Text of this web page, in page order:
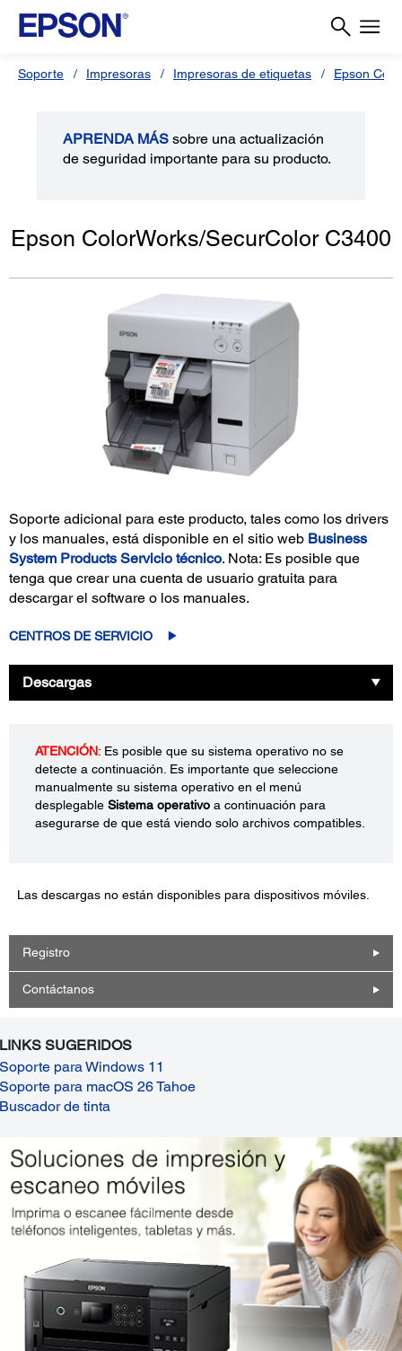
Soporte Impresoras Impresoras de etiquetas Epson
APRENDA MÁS sobre una actualización
de seguridad importante para su producto.
Epson ColorWorks/SecurColor C3400
Soporte adicional para este producto, tales como los drivers
y los manuales, está disponible en el sitio web Business
System Products Servicio técnico. Nota: Es posible que
tenga que crear una cuenta de usuario gratuita para
descargar el software o los manuales.
CENTROS DE SERVICIO
Descargas
ATENCIÓN: Es posible que su sistema operativo no se
detecte a continuación. Es importante que seleccione
manualmente su sistema operativo en el menú
desplegable Sistema operativo a continuación para
asegurarse de que está viendo solo archivos compatibles.
Las descargas no están disponibles para dispositivos móviles.
Registro
Contáctanos
LINKS SUGERIDOS
Soporte para Windows 11
Soporte para macOS 26 Tahoe
Buscador de tinta